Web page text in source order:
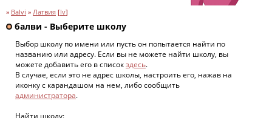
» Balvi » Латвия [lv]
балви - Выберите школу
Выбор школу по имени или пусть он попытается найти по
названию или адресу. Если вы не можете найти школу, вы
можете добавить его в списокздесь.
В случае, если это не адрес школы, настроить его, нажав на
иконку с карандашом на нем, либо сообщить
администратора.
Найти школу: